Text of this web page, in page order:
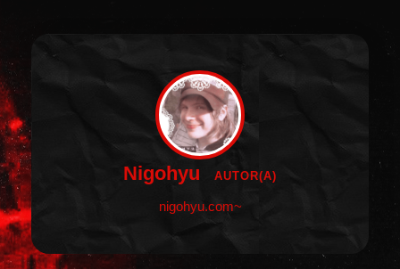
Nigohyu AUTOR(A)
nigohyu.com~